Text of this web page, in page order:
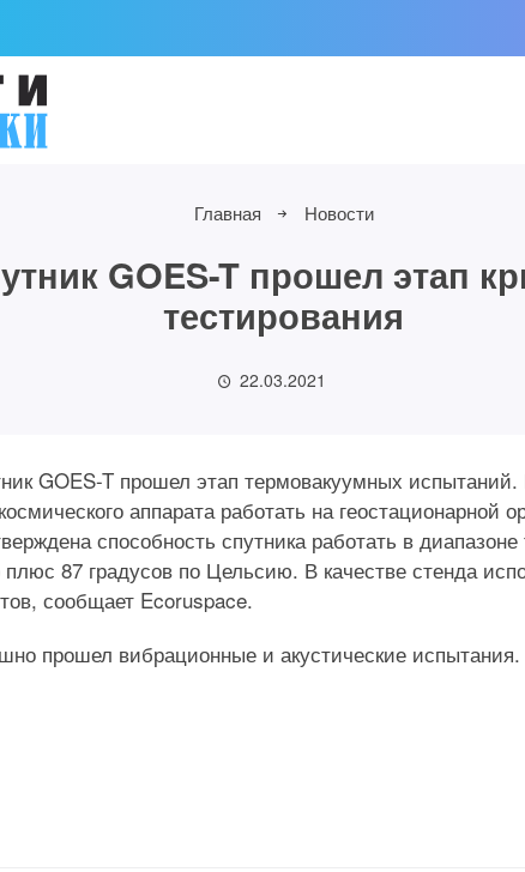
Главная Новости
GOES-T прошел этап
тестирования
22.03.2021
GOES-T прошел этап термовакуумных
аппарата работать на геостационарной
способность спутника работать в
87 градусов по Цельсию. В качестве стенда
сообщает Ecoruspace.
прошел вибрационные и акустические испытания.